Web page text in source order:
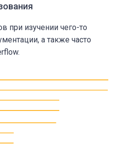
при изучении чего-то
а также часто